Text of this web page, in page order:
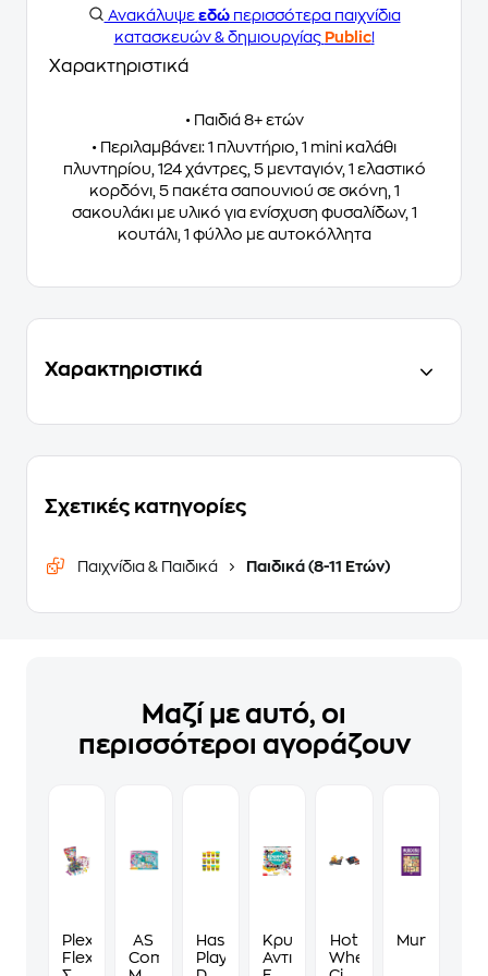
Ανακάλυψε εδώπερισσότερα παιχνίδια
κατασκευών & δημιουργίας Public!
Χαρακτηριστικά
• Παιδιά 8+ ετών
• Περιλαμβάνει: 1 πλυντήριο, 1 mini καλάθι
πλυντηρίου, 124 χάντρες, 5 μενταγιόν, 1 ελαστικό
κορδόνι, 5 πακέτα σαπουνιού σε σκόνη, 1
σακουλάκι με υλικό για ενίσχυση φυσαλίδων, 1
κουτάλι, 1 φύλλο με αυτοκόλλητα
Χαρακτηριστικά
Σχετικές κατηγορίες
Παιχνίδια & Παιδικά Παιδικά (8-11 Ετών)
Μαζί με αυτό, οι
περισσότεροι αγοράζουν
Plexi
Flexi
AS
Company
Hasbro
Play-
Κρυμμένα
Αντικείμενα
Hot
Wheels
Murdoku